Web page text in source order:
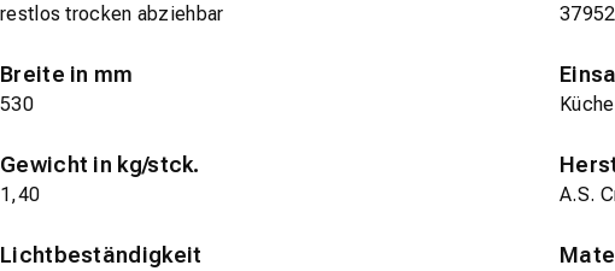
restlos trocken abziehbar
Breite in mm
530
Gewicht in kg/stck.
1,40 A.S.
Lichtbeständigkeit